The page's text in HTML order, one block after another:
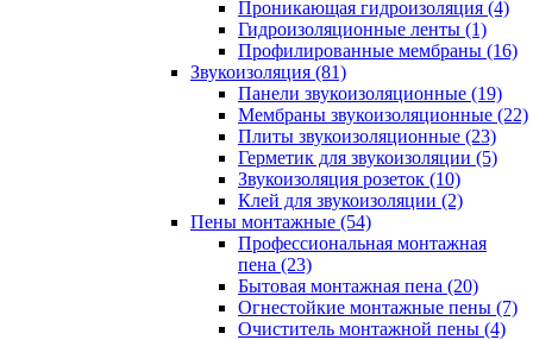
Проникающая гидроизоляция (4)
Гидроизоляционные ленты (1)
Профилированные мембраны (16)
Звукоизоляция (81)
Панели звукоизоляционные (19)
Мембраны звукоизоляционные (22)
Плиты звукоизоляционные (23)
Герметик для звукоизоляции (5)
Звукоизоляция розеток (10)
Клей для звукоизоляции (2)
Пены монтажные (54)
Профессиональная монтажная
пена (23)
Бытовая монтажная пена (20)
Огнестойкие монтажные пены (7)
Очиститель монтажной пены (4)